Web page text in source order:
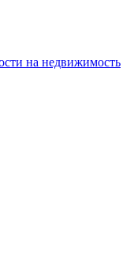
на недвижимость